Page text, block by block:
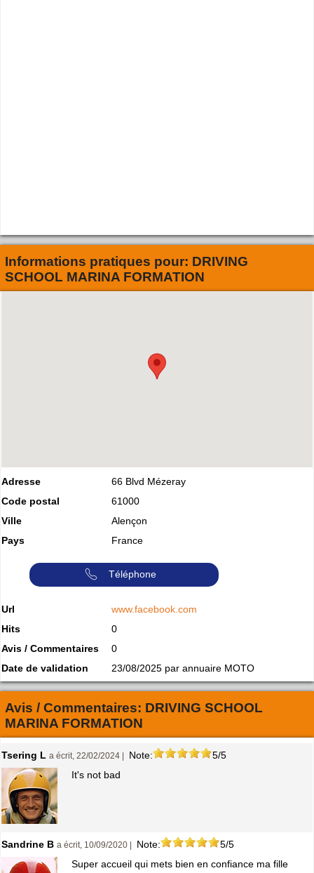
Informations pratiques pour: DRIVING
SCHOOL MARINA FORMATION
Adresse
66 Blvd Mézeray
Code postal
61000
Ville
Alençon
Pays
France
Téléphone
Url
www.facebook.com
Hits
0
Avis / Commentaires
0
Date de validation
23/08/2025 par annuaire MOTO
Avis / Commentaires: DRIVING SCHOOL
MARINA FORMATION
Tsering L a écrit, 22/02/2024 | Note:
5/5
It's not bad
Sandrine B a écrit, 10/09/2020 | Note:
5/5
Super accueil qui mets bien en confiance ma fille